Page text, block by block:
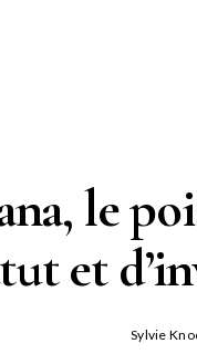
le
et
Sylvie